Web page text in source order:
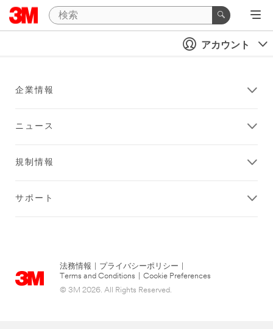
アカウント
企業情報
ニュース
規制情報
サポート
法務情報 プライバシーポリシー
Terms and Conditions
Cookie Preferences
© 3M 2026. All Rights Reserved.